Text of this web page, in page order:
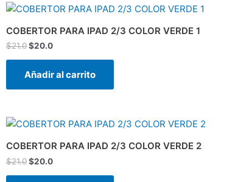
COBERTOR PARA IPAD 2/3 COLOR VERDE 1
$21.0
El
original
era:
$21.0.
$20.0
El
precio
actual
es:
$20.0.
Añadir al carrito
COBERTOR PARA IPAD 2/3 COLOR VERDE 2
$21.0
El
original
era:
$21.0.
$20.0
El
actual
es:
$20.0.